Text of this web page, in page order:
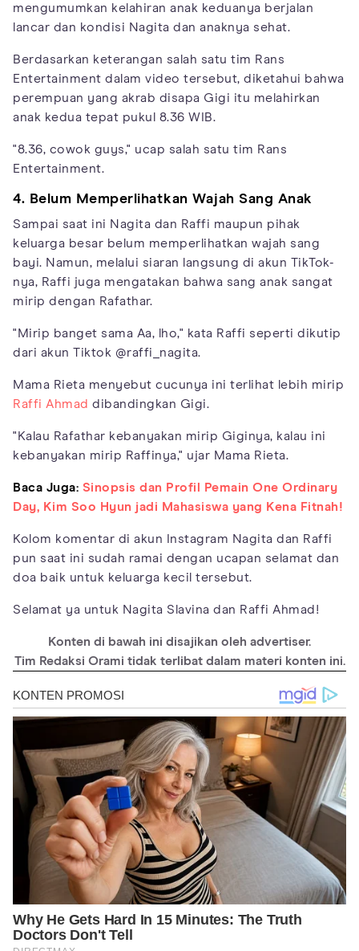
mengumumkan kelahiran anak keduanya berjalan
lancar dan kondisi Nagita dan anaknya sehat.
Berdasarkan keterangan salah satu tim Rans
Entertainment dalam video tersebut, diketahui bahwa
perempuan yang akrab disapa Gigi itu melahirkan
anak kedua tepat pukul 8.36 WIB.
"8.36, cowok guys," ucap salah satu tim Rans
Entertainment.
4. Belum Memperlihatkan Wajah Sang Anak
Sampai saat ini Nagita dan Raffi maupun pihak
keluarga besar belum memperlihatkan wajah sang
bayi. Namun, melalui siaran langsung di akun TikTok-
nya, Raffi juga mengatakan bahwa sang anak sangat
mirip dengan Rafathar.
"Mirip banget sama Aa, lho," kata Raffi seperti dikutip
dari akun Tiktok @raffi_nagita.
Mama Rieta menyebut cucunya ini terlihat lebih mirip
Raffi Ahmad dibandingkan Gigi.
"Kalau Rafathar kebanyakan mirip Giginya, kalau ini
kebanyakan mirip Raffinya," ujar Mama Rieta.
Baca Juga: Sinopsis dan Profil Pemain One Ordinary
Day, Kim Soo Hyun jadi Mahasiswa yang Kena Fitnah!
Kolom komentar di akun Instagram Nagita dan Raffi
pun saat ini sudah ramai dengan ucapan selamat dan
doa baik untuk keluarga kecil tersebut.
Selamat ya untuk Nagita Slavina dan Raffi Ahmad!
Konten di bawah ini disajikan oleh advertiser.
Tim Redaksi Orami tidak terlibat dalam materi konten ini.